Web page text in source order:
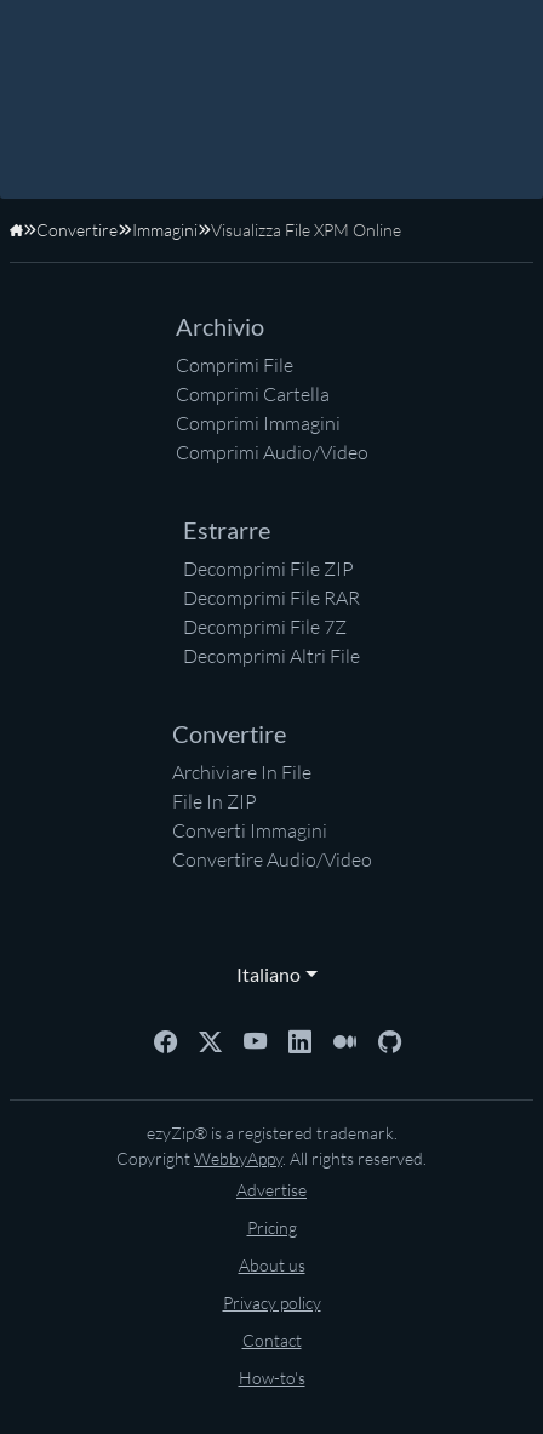
Home
Convertire Immagini Visualizza File XPM Online
Archivio
Comprimi File
Comprimi Cartella
Comprimi Immagini
Comprimi Audio/Video
Estrarre
Decomprimi File ZIP
Decomprimi File RAR
Decomprimi File 7Z
Decomprimi Altri File
Convertire
Archiviare In File
File In ZIP
Converti Immagini
Convertire Audio/Video
Italiano
ezyZip® is a registered trademark.
CopyrightWebbyAppy. All rights reserved.
Advertise
Pricing
About us
Privacy policy
Contact
How-to's